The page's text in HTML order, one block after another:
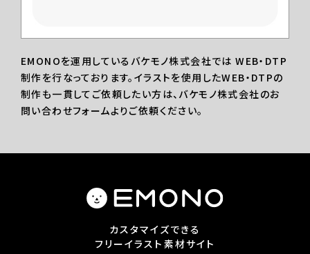
EMONOを運用しているバケモノ株式会社では WEB・DTP
制作を行なっております。イラストを使用したWEB・DTPの
制作も一貫してご依頼したい方は、バケモノ株式会社のお
問い合わせフォームよりご依頼ください。
カスタマイズできる
フリーイラスト素材サイト